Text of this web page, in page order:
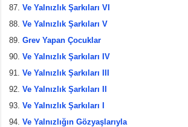
Ve Yalnızlık Şarkıları VI
Ve Yalnızlık Şarkıları V
Grev Yapan Çocuklar
Ve Yalnızlık Şarkıları IV
Ve Yalnızlık Şarkıları III
Ve Yalnızlık Şarkıları II
Ve Yalnızlık Şarkıları I
Ve Yalnızlığın Gözyaşlarıyla